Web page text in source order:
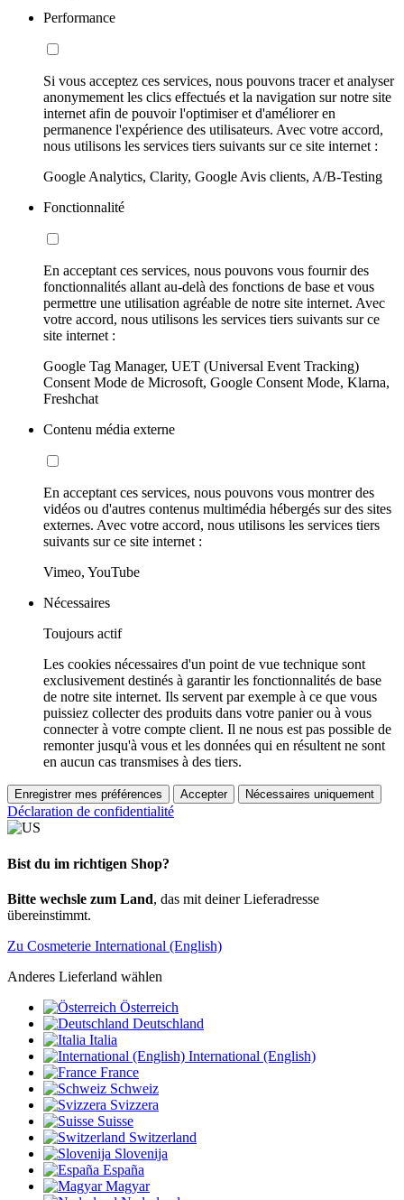
Performance
Si vous acceptez ces services, nous pouvons tracer et analyser
anonymement les clics effectués et la navigation sur notre site
internet afin de pouvoir l'optimiser et d'améliorer en
permanence l'expérience des utilisateurs. Avec votre accord,
nous utilisons les services tiers suivants sur ce site internet :
Google Analytics, Clarity, Google Avis clients, A/B-Testing
Fonctionnalité
En acceptant ces services, nous pouvons vous fournir des
fonctionnalités allant au-delà des fonctions de base et vous
permettre une utilisation agréable de notre site internet. Avec
votre accord, nous utilisons les services tiers suivants sur ce
site internet :
Google Tag Manager, UET (Universal Event Tracking)
Consent Mode de Microsoft, Google Consent Mode, Klarna,
Freshchat
Contenu média externe
En acceptant ces services, nous pouvons vous montrer des
vidéos ou d'autres contenus multimédia hébergés sur des sites
externes. Avec votre accord, nous utilisons les services tiers
suivants sur ce site internet :
Vimeo, YouTube
Nécessaires
Toujours actif
Les cookies nécessaires d'un point de vue technique sont
exclusivement destinés à garantir les fonctionnalités de base
de notre site internet. Ils servent par exemple à ce que vous
puissiez collecter des produits dans votre panier ou à vous
connecter à votre compte client. Il ne nous est pas possible de
remonter jusqu'à vous et les données qui en résultent ne sont
en aucun cas transmises à des tiers.
Enregistrer mes préférences Accepter Nécessaires uniquement
Déclaration de confidentialité
Bist du im richtigen Shop?
Bitte wechsle zum Land, das mit deiner Lieferadresse
übereinstimmt.
Zu Cosmeterie International (English)
Anderes Lieferland wählen
Österreich
Deutschland
Italia
International (English)
France
Schweiz
Svizzera
Suisse
Switzerland
Slovenija
España
Magyar